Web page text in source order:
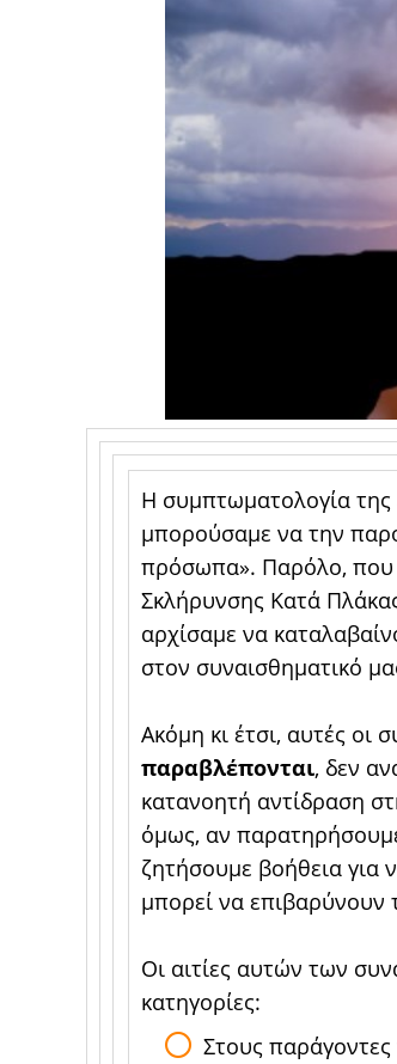
Η συμπτωματολογία της
μπορούσαμε να την
πρόσωπα». Παρόλο, που
Σκλήρυνσης Κατά
αρχίσαμε να
στον συναισθηματικό
Ακόμη κι έτσι, αυτές οι
παραβλέπονται, δεν
κατανοητή αντίδραση
όμως, αν
ζητήσουμε βοήθεια για
μπορεί να επιβαρύνουν
Οι αιτίες αυτών των
κατηγορίες:
Στους